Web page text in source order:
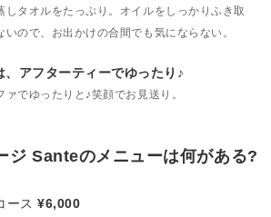
タオルをたっぷり。オイルをしっかりふき取
いので、お出かけの合間でも気にならない。
、アフターティーでゆったり♪
でゆったりと♪笑顔でお見送り。
ジ Santeのメニューは何がある?
ース¥6,000